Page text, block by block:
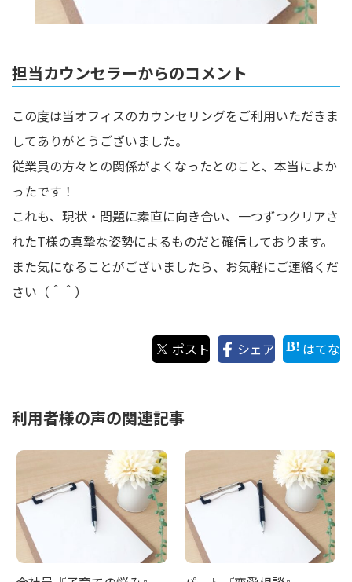
担当カウンセラーからのコメント
この度は当オフィスのカウンセリングをご利用いただきま
してありがとうございました。
従業員の方々との関係がよくなったとのこと、本当によか
ったです！
これも、現状・問題に素直に向き合い、一つずつクリアさ
れたT様の真摯な姿勢によるものだと確信しております。
また気になることがございましたら、お気軽にご連絡くだ
さい（＾＾）
ポスト シェア はてな
利用者様の声の関連記事